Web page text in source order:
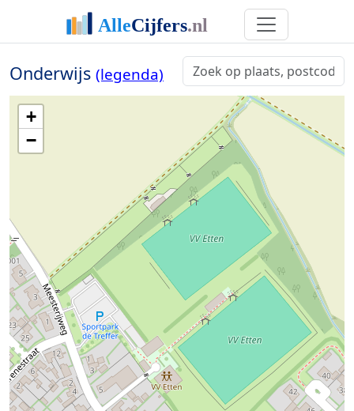
Onderwijs (legenda)
+
−